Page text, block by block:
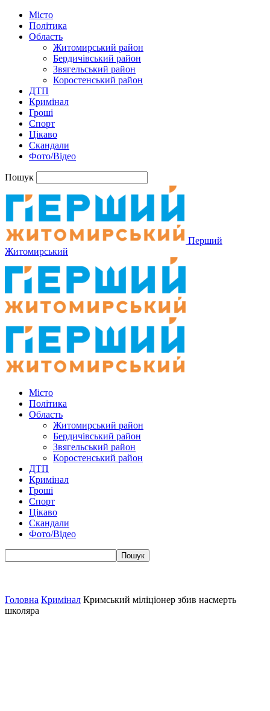
Місто
Політика
Область
Житомирський район
Бердичівський район
Звягельський район
Коростенський район
ДТП
Кримінал
Гроші
Спорт
Цікаво
Скандали
Фото/Відео
Пошук
Перший
Житомирський
Місто
Політика
Область
Житомирський район
Бердичівський район
Звягельський район
Коростенський район
ДТП
Кримінал
Гроші
Спорт
Цікаво
Скандали
Фото/Відео
Головна Кримінал Кримський міліціонер збив насмерть
школяра